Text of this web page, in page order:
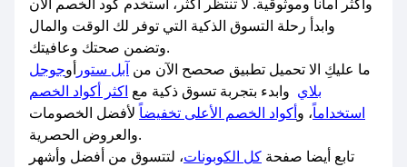
وابدأ رحلة التسوق الذكية التي توفر لك الوقت والمال
وتضمن صحتك وعافيتك.
ما عليكِ الا تحميل تطبيق صحصح الآن من آبل ستور أوجوجل
بلاي وابدء بتجربة تسوق ذكية مع اكثر أكواد الخصم
استخداماً، وأكواد الخصم الأعلى تخفيضاًلأفضل الخصومات
والعروض الحصرية.
تابع أيضا صفحة كل الكوبونات، لتتسوق من أفضل وأشهر